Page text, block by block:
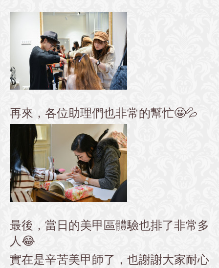
再來， 各位助理們也非常的幫忙🤩💦
最後，當日的美甲區體驗也排了非常多
人😂
實在是辛苦美甲師了，也謝謝大家耐心